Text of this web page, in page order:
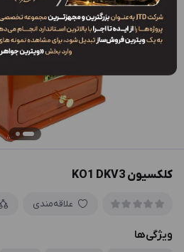
کلکسیون KO1 DKV3
علاقه‌مندی
ویژگی‌ها